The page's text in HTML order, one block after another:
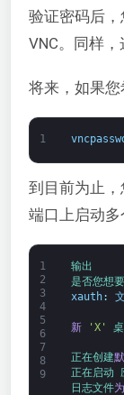
验证密码后
VNC。同样
将来，如果
1
到目前为止
端口上启动
1
2
3
4
5
6
7
8
9
输出
是否您想要
xauth:
新 'X'
正在创建
正在启动
日志文件为